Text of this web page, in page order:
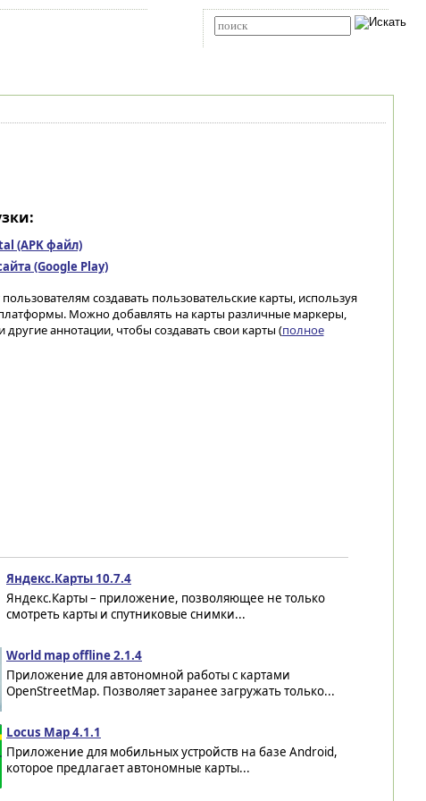
(APK файл)
(Google Play)
создавать пользовательские карты, используя
платформы. Можно добавлять на карты различные маркеры,
другие аннотации, чтобы создавать свои карты (полное
Яндекс.Карты 10.7.4
Яндекс.Карты – приложение, позволяющее не только
смотреть карты и спутниковые снимки...
World map offline 2.1.4
Приложение для автономной работы с картами
OpenStreetMap. Позволяет заранее загружать только...
Locus Map 4.1.1
Приложение для мобильных устройств на базе Android,
которое предлагает автономные карты...